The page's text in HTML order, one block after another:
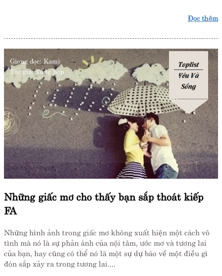
Đọc thêm
Giọng đọc: Kami
Tác giả: Tổng hợp
Toplist
Yêu Và
Sống
Những giấc mơ cho thấy bạn sắp thoát kiếp
FA
Những hình ảnh trong giấc mơ không xuất hiện một cách vô
tình mà nó là sự phản ánh của nội tâm, ước mơ và tương lai
của bạn, hay cũng có thể nó là một sự dự báo về một điều gì
đón sắp xảy ra trong tương lai....